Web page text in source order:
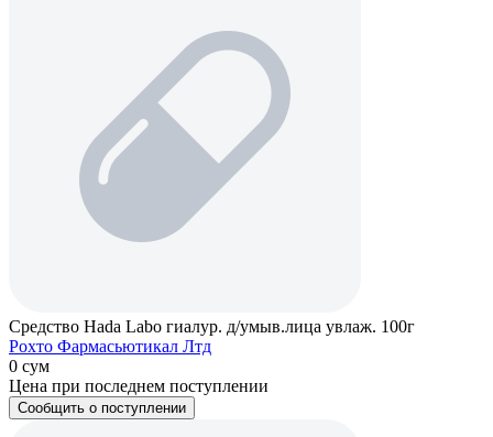
Средство Hada Labo гиалур. д/умыв.лица увлаж. 100г
Рохто Фармасьютикал Лтд
0 сум
Цена при последнем поступлении
Сообщить о поступлении